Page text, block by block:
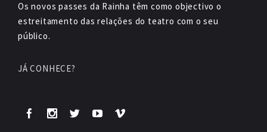
Os novos passes da Rainha têm como objectivo o
estreitamento das relações do teatro com o seu
público.
JÁ CONHECE?